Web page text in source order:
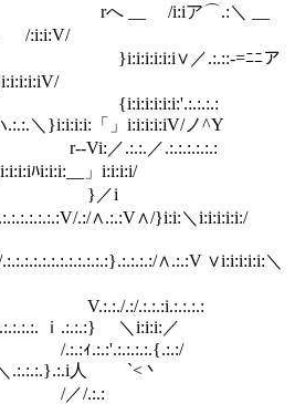
i:iア⌒.:＼ __
/:i:i:V/
／.:.::-=ﾆﾆア
＼}i:i:i:i:「」i:i:i:i:iV/ノ^Y
／.:.:.:.:.:.:
ﾊi:i:i:__」i:i:i:i/
i
.:/∧.:.:V∧/}i:i:＼i:i:i:i:i:/
.:.:.:.:.:.:.:.:.:.:.:.:}.:.:.:.:/∧.:.:V ∨i:i:i:i:i:＼
.:.:.:i.:.:.:.:
ｉ.:.:.:} ＼i:i:i:／
＼.:.:.:.}.:.i人 `<丶